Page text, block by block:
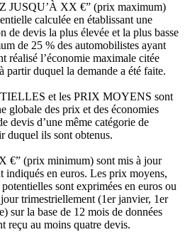
JUSQU’À XX €” (prix maximum)
calculée en établissant une
de devis la plus élevée et la plus basse
de 25 % des automobilistes ayant
réalisé l’économie maximale citée
partir duquel la demande a été faite.
et les PRIX MOYENS sont
globale des prix et des économies
devis d’une même catégorie de
duquel ils sont obtenus.
€” (prix minimum) sont mis à jour
indiqués en euros. Les prix moyens,
sont exprimées en euros ou
trimestriellement (1er janvier, 1er
sur la base de 12 mois de données
reçu au moins quatre devis.